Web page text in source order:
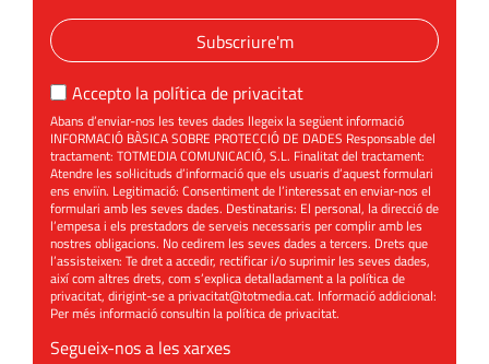
Subscriure'm
Accepto la política de privacitat
Abans d’enviar-nos les teves dades llegeix la següent informació
INFORMACIÓ BÀSICA SOBRE PROTECCIÓ DE DADES Responsable del
tractament: TOTMEDIA COMUNICACIÓ, S.L. Finalitat del tractament:
Atendre les sol·licituds d’informació que els usuaris d’aquest formulari
ens enviïn. Legitimació: Consentiment de l’interessat en enviar-nos el
formulari amb les seves dades. Destinataris: El personal, la direcció de
l’empesa i els prestadors de serveis necessaris per complir amb les
nostres obligacions. No cedirem les seves dades a tercers. Drets que
l’assisteixen: Te dret a accedir, rectificar i/o suprimir les seves dades,
així com altres drets, com s’explica detalladament a la política de
privacitat, dirigint-se aprivacitat@totmedia.cat. Informació addicional:
Per més informació consultin lapolítica de privacitat.
Segueix-nos a les xarxes